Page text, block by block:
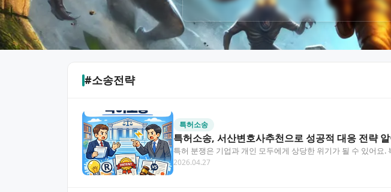
#소송전략
특허소송
특허소송, 서산변호사추천으로 성공적 대응 전략
특허 분쟁은 기업과 개인 모두에게 상당한 위기가 될 수 있어요
을 높이는 첫걸음입니다…
2026.04.27